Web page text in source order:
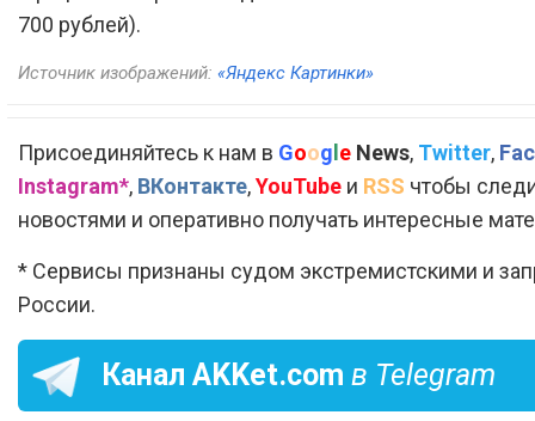
700 рублей).
Источник изображений: «Яндекс Картинки»
Присоединяйтесь к нам в Goog e News, Twitter,
Instagram*, ВКонтакте,YouTube и RSS чтобы
новостями и оперативно получать интересные
* Сервисы признаны судом экстремистскими и
России.
Канал AKKet.com в Telegram